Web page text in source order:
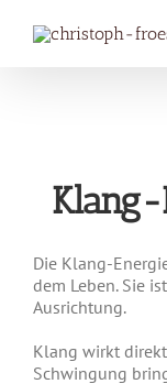
Inhalt
Die Klang-
dem Leben. Sie
Ausrichtung.
Klang wirkt
Schwingung